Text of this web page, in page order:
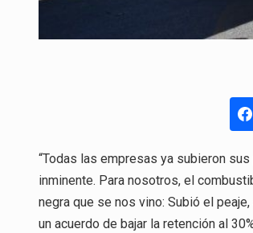
“Todas las empresas ya subieron
inminente. Para nosotros, el
negra que se nos vino: Subió el
un acuerdo de bajar la retención al